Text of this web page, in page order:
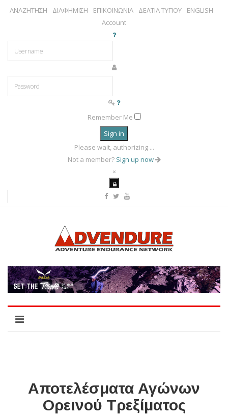
ΑΝΑΖΗΤΗΣΗ ΔΙΑΦΗΜΙΣΗ ΕΠΙΚΟΙΝΩΝΙΑ ΔΕΛΤΙΑ ΤΥΠΟΥ
ENGLISH
Account
Remember Me
Sign in
Please wait, authorizing ...
Not a member? Sign up now
×
Αποτελέσματα Αγώνων
Ορεινού Τρεξίματος